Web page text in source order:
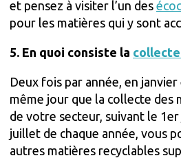
et pensez à visiter l’un des
pour les matières qui y sont
5. En quoi consiste la collecte
Deux fois par année, en
même jour que la collecte des
de votre secteur, suivant le
juillet de chaque année, vous
autres matières recyclables